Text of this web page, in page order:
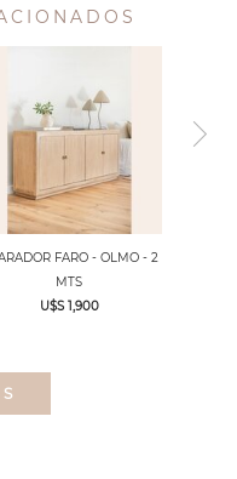
FARO - OLMO - 2
MTS
U$S 1,900